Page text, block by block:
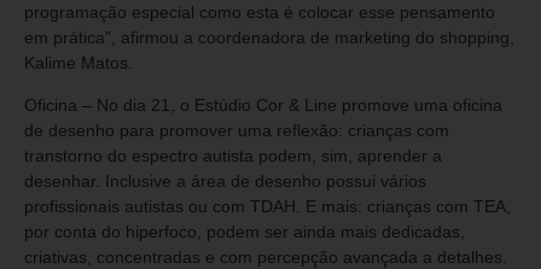
programação especial como esta é colocar esse pensamento
em prática”, afirmou a coordenadora de marketing do shopping,
Kalime Matos.
Oficina – No dia 21, o Estúdio Cor & Line promove uma oficina
de desenho para promover uma reflexão: crianças com
transtorno do espectro autista podem, sim, aprender a
desenhar. Inclusive a área de desenho possui vários
profissionais autistas ou com TDAH. E mais: crianças com TEA,
por conta do hiperfoco, podem ser ainda mais dedicadas,
criativas, concentradas e com percepção avançada a detalhes.